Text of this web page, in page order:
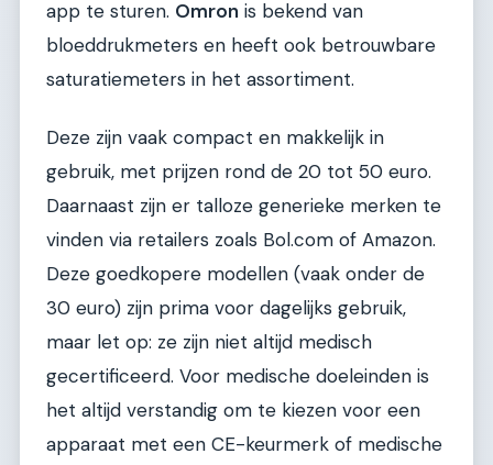
app te sturen. Omron is bekend van
bloeddrukmeters en heeft ook betrouwbare
saturatiemeters in het assortiment.
Deze zijn vaak compact en makkelijk in
gebruik, met prijzen rond de 20 tot 50 euro.
Daarnaast zijn er talloze generieke merken te
vinden via retailers zoals Bol.com of Amazon.
Deze goedkopere modellen (vaak onder de
30 euro) zijn prima voor dagelijks gebruik,
maar let op: ze zijn niet altijd medisch
gecertificeerd. Voor medische doeleinden is
het altijd verstandig om te kiezen voor een
apparaat met een CE-keurmerk of medische